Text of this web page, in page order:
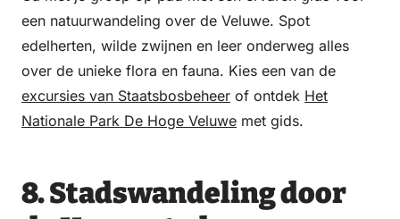
een natuurwandeling over de Veluwe. Spot
edelherten, wilde zwijnen en leer onderweg alles
over de unieke flora en fauna. Kies een van de
excursies van Staatsbosbeheer of ontdek Het
Nationale Park De Hoge Veluwe met gids.
8. Stadswandeling door